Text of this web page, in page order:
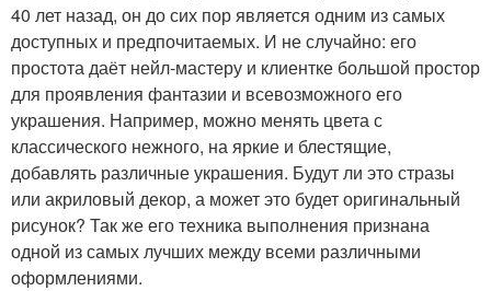
40 лет назад, он до сих пор является одним из самых
доступных и предпочитаемых. И не случайно: его
простота даёт нейл-мастеру и клиентке большой простор
для проявления фантазии и всевозможного его
украшения. Например, можно менять цвета с
классического нежного, на яркие и блестящие,
добавлять различные украшения. Будут ли это стразы
или акриловый декор, а может это будет оригинальный
рисунок? Так же его техника выполнения признана
одной из самых лучших между всеми различными
оформлениями.